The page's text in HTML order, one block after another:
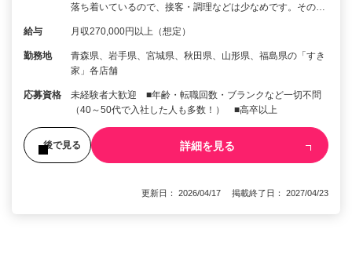
落ち着いているので、接客・調理などは少なめです。その…
給与 月収270,000円以上（想定）
勤務地
青森県、岩手県、宮城県、秋田県、山形県、福島県の「すき
家」各店舗
応募資格
未経験者大歓迎 ■年齢・転職回数・ブランクなど一切不問
（40～50代で入社した人も多数！） ■高卒以上
後で見る 詳細を見る
更新日： 2026/04/17 掲載終了日： 2027/04/23